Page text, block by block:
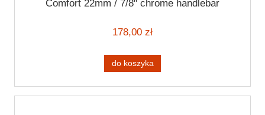
Comfort 22mm / 7/8" chrome handlebar
178,00 zł
do koszyka